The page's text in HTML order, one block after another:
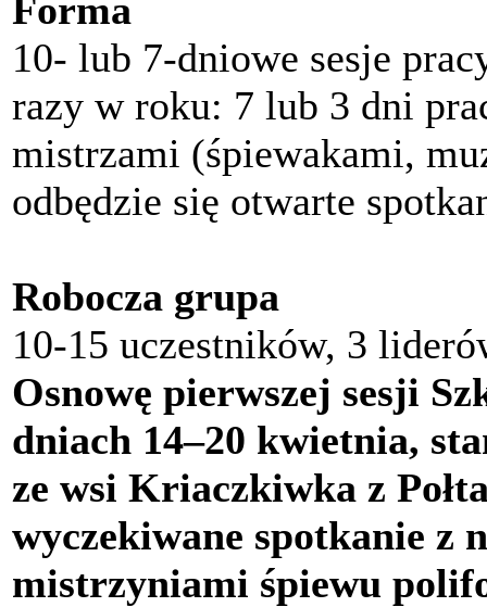
Forma
10- lub 7-dniowe sesje
razy w roku: 7 lub 3 dni
mistrzami (śpiewakami,
odbędzie się otwarte
Robocza grupa
10-15 uczestników, 3
Osnowę pierwszej sesji
dniach 14–20 kwietnia,
ze wsi Kriaczkiwka z
wyczekiwane spotkanie z
mistrzyniami śpiewu